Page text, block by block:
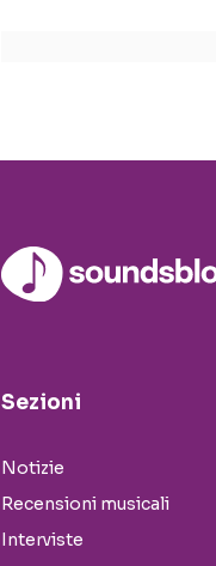
Sezioni
Notizie
Recensioni musicali
Interviste